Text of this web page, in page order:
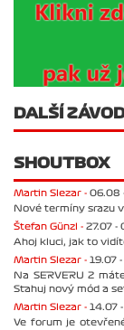
DALŠÍ
SHOUTBOX
Martin Slezar - 06.08
Nové termíny srazu
Štefan Günzl - 27.07 -
Ahoj kluci, jak to
Martin Slezar - 19.07 -
Na SERVERU 2
Stahuj nový mód a
Martin Slezar - 14.07
Ve forum je